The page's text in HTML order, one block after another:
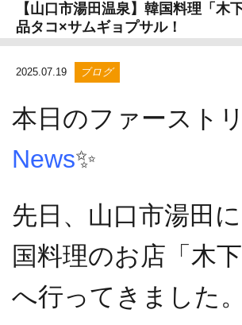
【山口市湯田温泉】韓国料理「木
品タコ×サムギョプサル！
2025.07.19 ブログ
本日のファースト
News✨
先日、山口市湯田
国料理のお店「木
へ行ってきました。